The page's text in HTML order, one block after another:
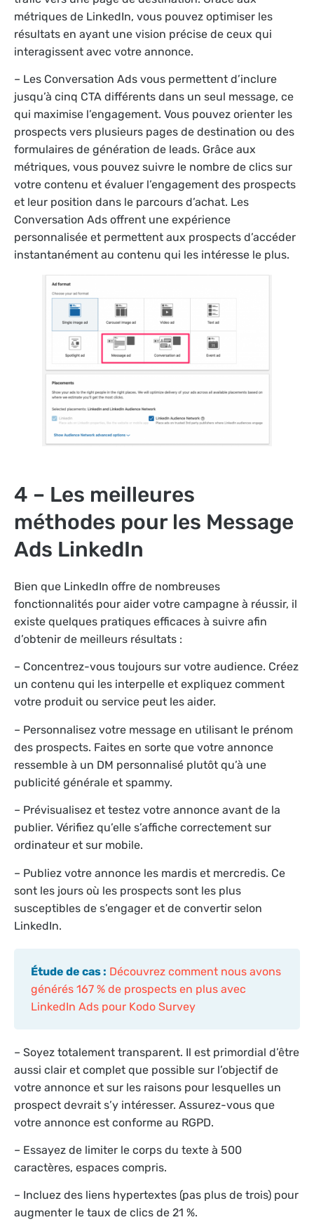
métriques de LinkedIn, vous pouvez optimiser les
résultats en ayant une vision précise de ceux qui
interagissent avec votre annonce.
– Les Conversation Ads vous permettent d’inclure
jusqu’à cinq CTA différents dans un seul message, ce
qui maximise l’engagement. Vous pouvez orienter les
prospects vers plusieurs pages de destination ou des
formulaires de génération de leads. Grâce aux
métriques, vous pouvez suivre le nombre de clics sur
votre contenu et évaluer l’engagement des prospects
et leur position dans le parcours d’achat. Les
Conversation Ads offrent une expérience
personnalisée et permettent aux prospects d’accéder
instantanément au contenu qui les intéresse le plus.
4 – Les meilleures
méthodes pour les Message
Ads LinkedIn
Bien que LinkedIn offre de nombreuses
fonctionnalités pour aider votre campagne à réussir, il
existe quelques pratiques efficaces à suivre afin
d’obtenir de meilleurs résultats :
– Concentrez-vous toujours sur votre audience. Créez
un contenu qui les interpelle et expliquez comment
votre produit ou service peut les aider.
– Personnalisez votre message en utilisant le prénom
des prospects. Faites en sorte que votre annonce
ressemble à un DM personnalisé plutôt qu’à une
publicité générale et spammy.
– Prévisualisez et testez votre annonce avant de la
publier. Vérifiez qu’elle s’affiche correctement sur
ordinateur et sur mobile.
– Publiez votre annonce les mardis et mercredis. Ce
sont les jours où les prospects sont les plus
susceptibles de s’engager et de convertir selon
LinkedIn.
Étude de cas : Découvrez comment nous avons
générés 167 % de prospects en plus avec
LinkedIn Ads pour Kodo Survey
– Soyez totalement transparent. Il est primordial d’être
aussi clair et complet que possible sur l’objectif de
votre annonce et sur les raisons pour lesquelles un
prospect devrait s’y intéresser. Assurez-vous que
votre annonce est conforme au RGPD.
– Essayez de limiter le corps du texte à 500
caractères, espaces compris.
– Incluez des liens hypertextes (pas plus de trois) pour
augmenter le taux de clics de 21 %.